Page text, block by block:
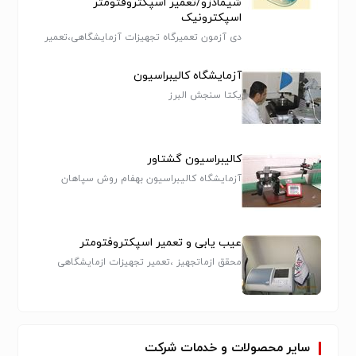
سایرمحصولات و خدمات شرکت
شیمادزو/تعمیر اسپکتروفتومتر
اسپکترونیک
دی آزمون تعمیرگاه تجهیزات آزمایشگاهی،تعمیر
میکروسکوپ،سرویس اسپکتروفتومتر
آزمایشگاه کالیبراسیون
یکتا سنجش البرز
کالیبراسیون گشتاور
آزمایشگاه کالیبراسیون بهفام روش سپاهان
عیب یابی و تعمیر اسپکتروفتومتر
محقق ازماتجهیز ،تعمیر تجهیزات ازمایشگاهی